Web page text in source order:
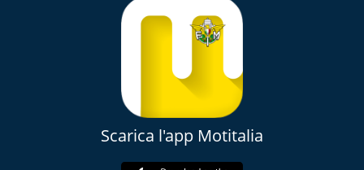
Scarica l'app Motitalia